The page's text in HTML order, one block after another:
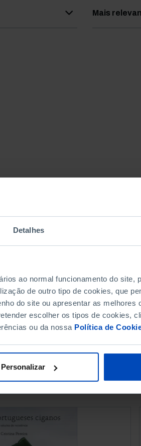
Detalhes
ao normal funcionamento do site,
de outro tipo de cookies, que
do site ou apresentar as melhores
escolher os tipos de cookies,
ou da nossa Política de
Personalizar
Mais